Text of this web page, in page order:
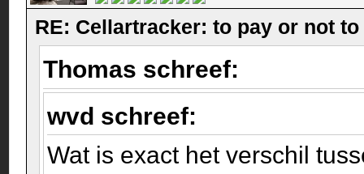
RE: Cellartracker: to pay or not to
Thomas schreef:
wvd schreef:
Wat is exact het verschil